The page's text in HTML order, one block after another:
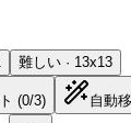
難しい · 13x13
(0/3) 自動